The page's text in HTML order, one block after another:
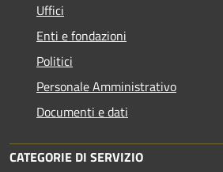
Uffici
Enti e fondazioni
Politici
Personale Amministrativo
Documenti e dati
CATEGORIE DI SERVIZIO